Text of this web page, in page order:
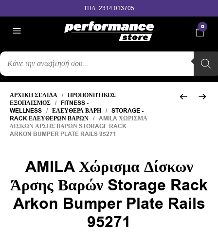
ΤΗΛ: 2314 013705
0
ΑΝΑΖΉΤΗΣΗ
ΠΡΟΪΌΝΤΩΝ
ΑΡΧΙΚΉ ΣΕΛΊΔΑ / ΠΡΟΠΟΝΗΤΙΚΌΣ
ΕΞΟΠΛΙΣΜΌΣ / FITNESS -
WELLNESS / ΕΛΕΎΘΕΡΑ ΒΆΡΗ / STORAGE -
RACK ΕΛΕΎΘΕΡΩΝ ΒΑΡΏΝ / AMILA ΧΏΡΙΣΜΑ
ΔΊΣΚΩΝ ΆΡΣΗΣ ΒΑΡΏΝ STORAGE RACK
ARKON BUMPER PLATE RAILS 95271
AMILA Χώρισμα Δίσκων
Άρσης Βαρών Storage Rack
Arkon Bumper Plate Rails
95271